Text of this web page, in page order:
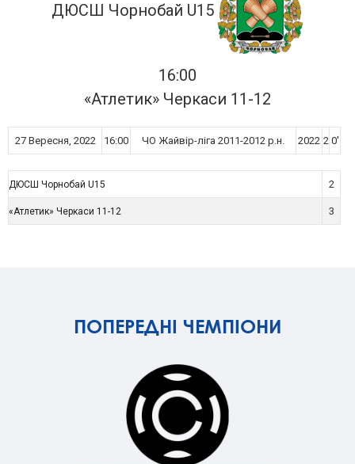
ДЮСШ Чорнобай U15
16:00
«Атлетик» Черкаси 11-12
27 Вересня, 2022 16:00 ЧО Жайвір-ліга 2011-2012 р.н. 2022 2 0'
ДЮСШ Чорнобай U15 2
«Атлетик» Черкаси 11-12 3
ПОПЕРЕДНІ ЧЕМПІОНИ